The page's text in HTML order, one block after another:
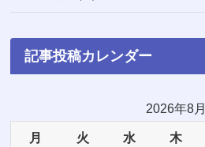
(75)
(7)
(22)
(1)
(5)
(8)
(5)
(10)
(3)
(6)
記事投稿カレンダー
2026年8月
月 火 水 木